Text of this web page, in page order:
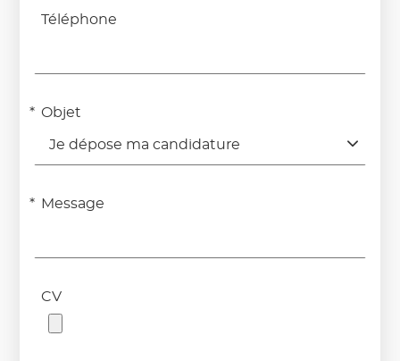
Téléphone
Objet
Je dépose ma candidature
Message
CV